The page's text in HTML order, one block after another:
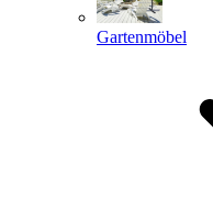
Gartenmöbel